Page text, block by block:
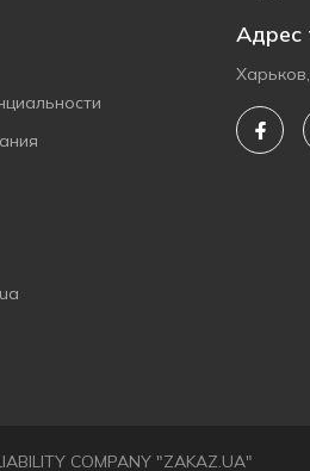
Адрес
COMPANY "ZAKAZ.UA"